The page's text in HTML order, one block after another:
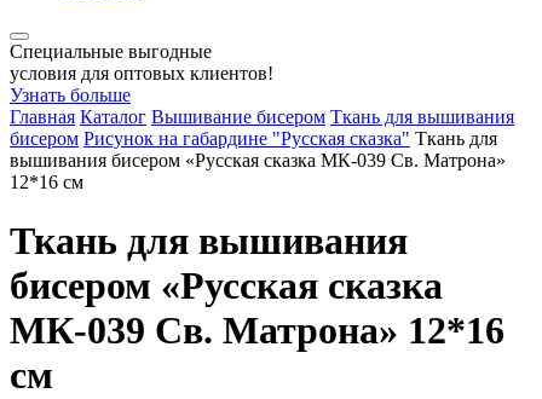
Специальные выгодные
условия для оптовых клиентов!
Узнать больше
Главная Каталог Вышивание бисером Ткань для вышивания
бисером Рисунок на габардине "Русская сказка" Ткань для
вышивания бисером «Русская сказка МК-039 Св. Матрона»
12*16 см
Ткань для вышивания
бисером «Русская сказка
МК-039 Св. Матрона» 12*16
см